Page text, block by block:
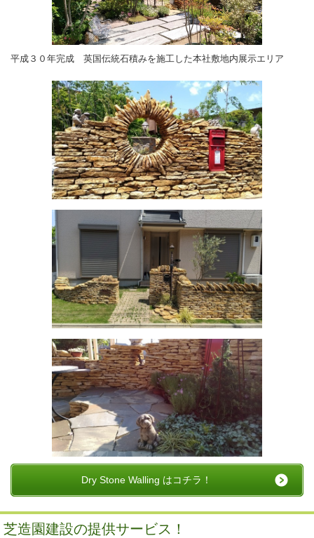
平成３０年完成 英国伝統石積みを施工した本社敷地内展示エリア
Dry Stone Walling はコチラ！
芝造園建設の提供サービス！